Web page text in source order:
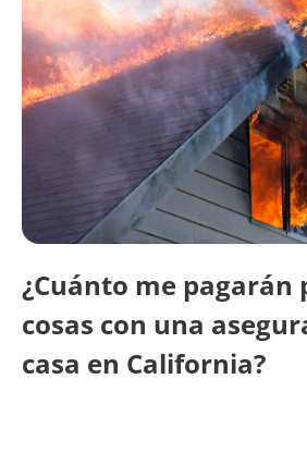
¿Cuánto me pagarán
cosas con una
casa en California?